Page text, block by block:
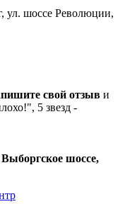
ул. шоссе Революции,
свой отзыв и
5 звезд -
шоссе,